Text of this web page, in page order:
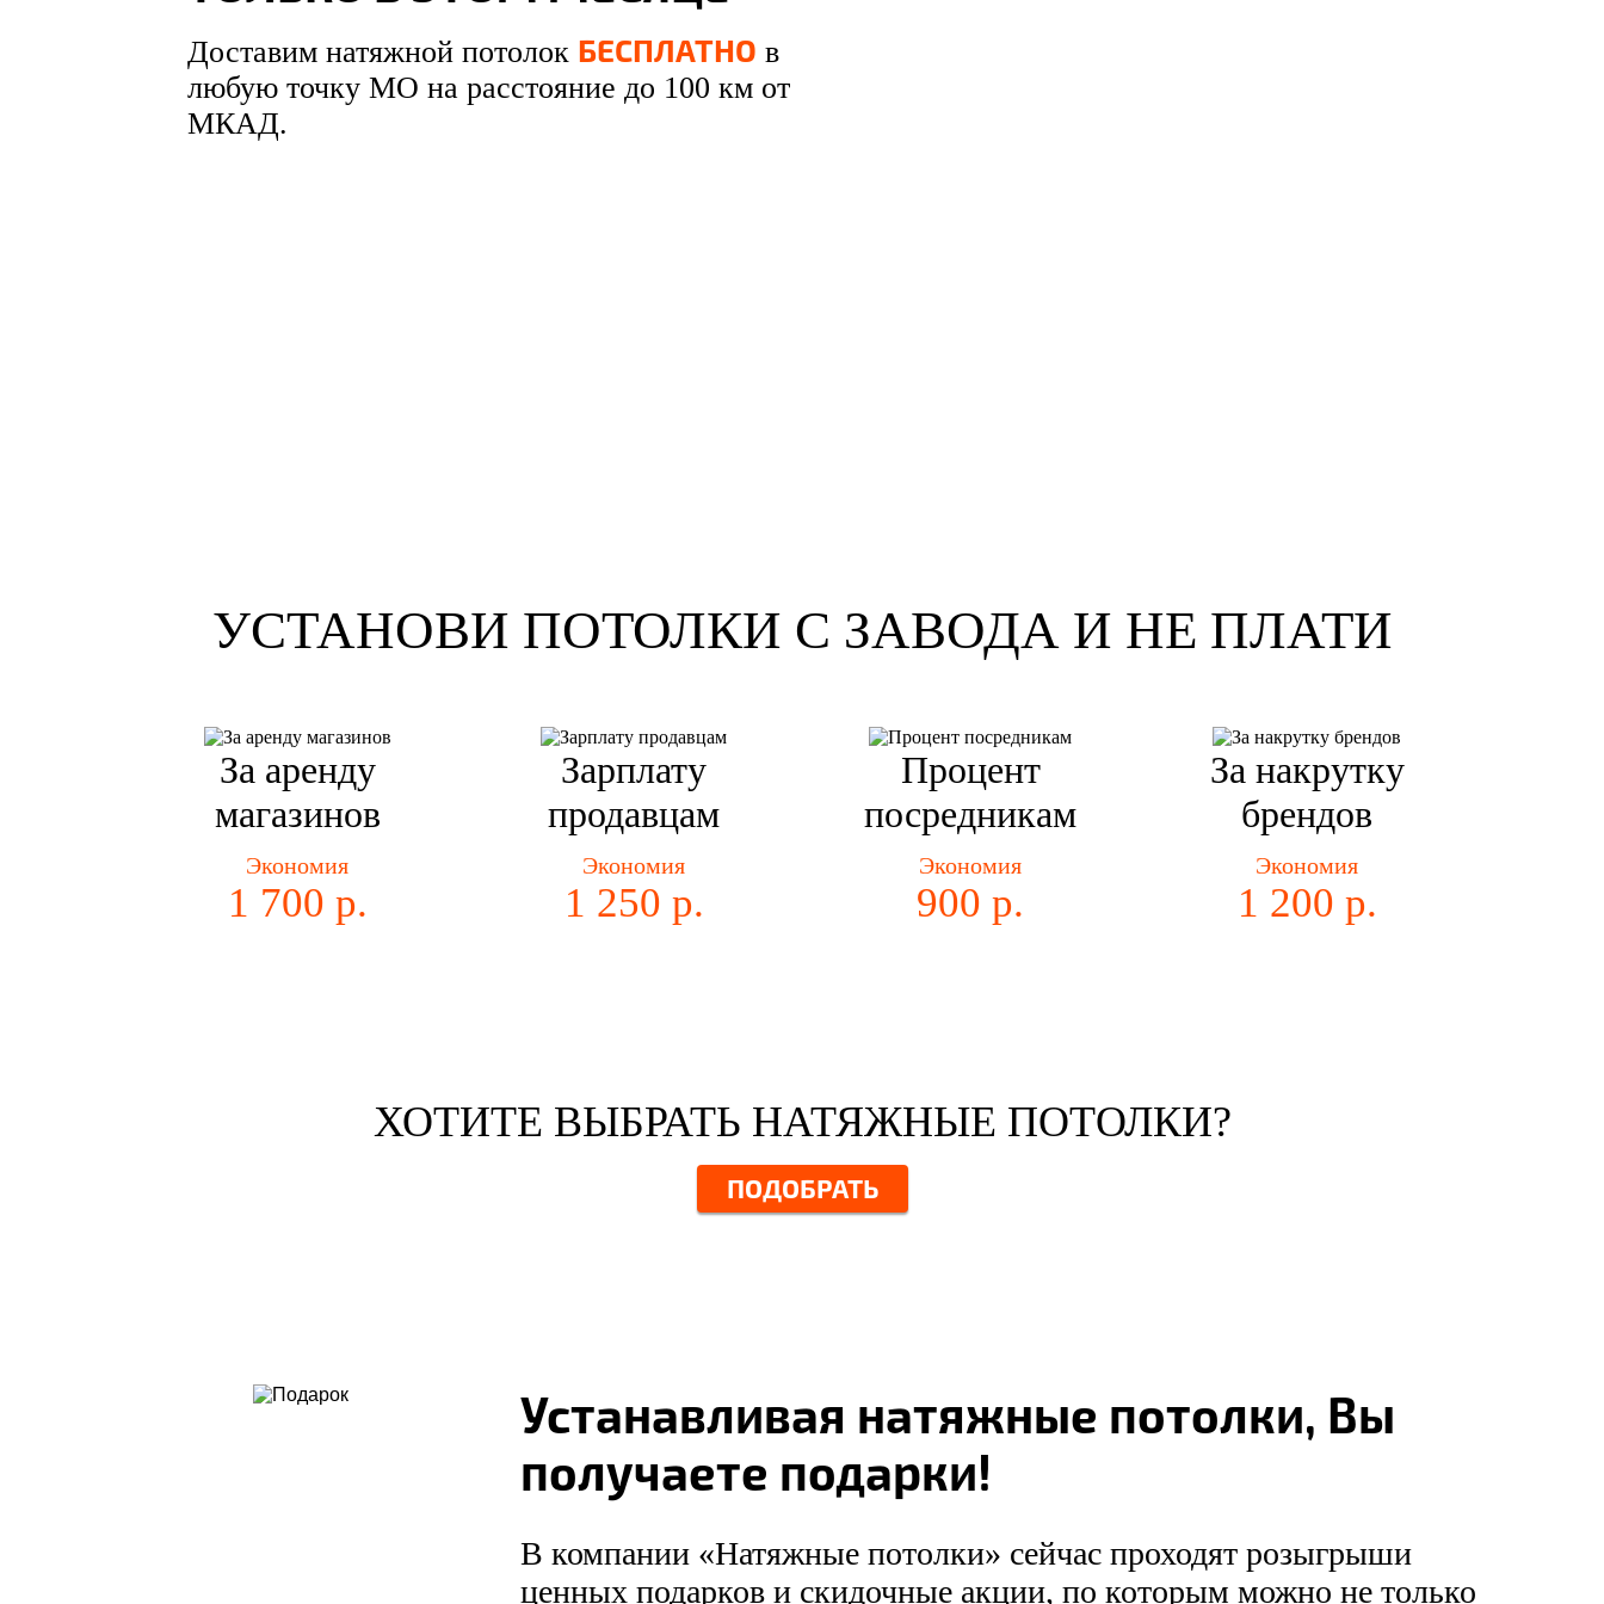
Доставим натяжной потолок БЕСПЛАТНО в
любую точку МО на расстояние до 100 км от
МКАД.
УСТАНОВИ ПОТОЛКИ С ЗАВОДА И НЕ ПЛАТИ
За аренду
магазинов
Экономия
1 700 р.
Зарплату
продавцам
Экономия
1 250 р.
Процент
посредникам
Экономия
900 р.
За накрутку
брендов
Экономия
1 200 р.
ХОТИТЕ ВЫБРАТЬ НАТЯЖНЫЕ ПОТОЛКИ?
ПОДОБРАТЬ
Устанавливая натяжные потолки, Вы
получаете подарки!
В компании «Натяжные потолки» сейчас проходят розыгрыши
ценных подарков и скидочные акции, по которым можно не только